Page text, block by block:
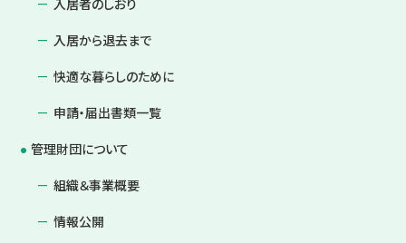
入居者のしおり
入居から退去まで
快適な暮らしのために
申請・届出書類一覧
管理財団について
組織＆事業概要
情報公開